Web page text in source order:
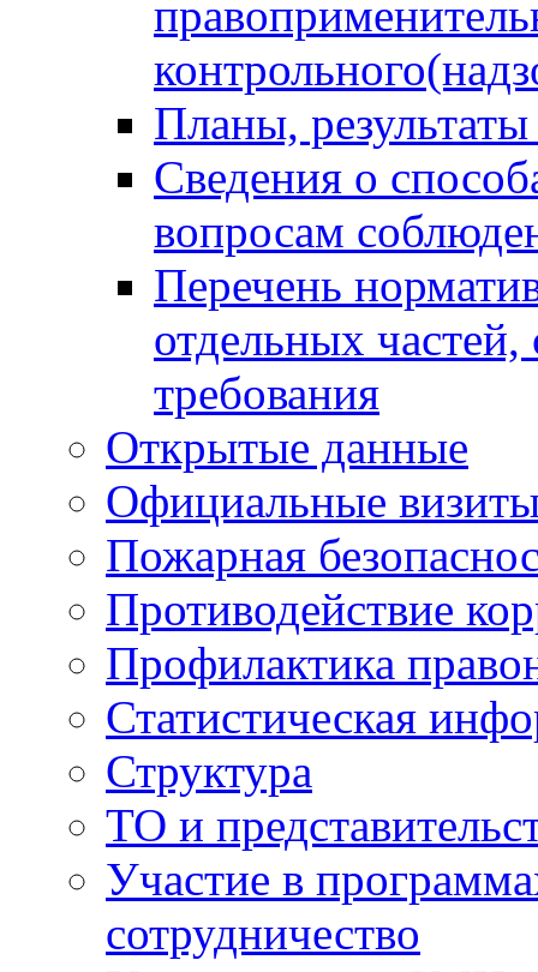
Планы,
Сведения о
вопросам
Перечень
отдельных
требования
Открытые данные
Официальные
Пожарная
Противодействие
Профилактика
Статистическая
Структура
ТО и
Участие в
сотрудничество